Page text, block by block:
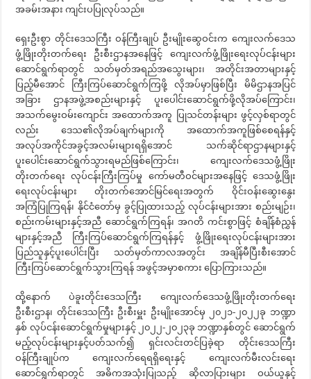
အခမ်းအနား ကျင်းပပြုလုပ်သည်။
ရှေးဦးစွာ တိုင်းဒေသကြီး ဝန်ကြီးချုပ် ဦးမျိုးဆွေဝင်းက ကျေးလက်ဒေသ
ဖွံ့ဖြိုးတိုးတက်ရေး ဦးစီးဌာနအနေဖြင့် ကျေးလက်ဖွံ့ဖြိုးရေးလုပ်ငန်းများ
ဆောင်ရွက်ရာတွင် သတ်မှတ်အရည်အသွေးများ၊ အတိုင်းအတာများနှင့်
ပြည့်မီအောင် ကြီးကြပ်ဆောင်ရွက်ကြဖို့ လိုအပ်မှာဖြစ်ပြီး မိမိဌာနအပြင်
အခြား ဌာနအဖွဲ့အစည်းများနှင့် ပူးပေါင်းဆောင်ရွက်ဖို့လိုအပ်ကြောင်း၊
အသက်မွေးဝမ်းကျောင်း အထောက်အကူ ပြုသင်တန်းများ ဖွင့်လှစ်ရာတွင်
လည်း ဒေသ၏လိုအပ်ချက်များကို အထောက်အကူဖြစ်စေရန်နှင့်
အလုပ်အကိုင်အခွင့်အလမ်းများရရှိအောင် သက်ဆိုင်ရာဌာနများနှင့်
ပူးပေါင်းဆောင်ရွက်သွားရမည်ဖြစ်ကြောင်း၊ ကျေးလက်ဒေသဖွံ့ဖြိုး
တိုးတက်ရေး လုပ်ငန်းကြီးကြပ်မှု ကော်မတီဝင်များအနေဖြင့် ဒေသဖွံ့ဖြိုး
ရေးလုပ်ငန်းများ တိုးတက်အောင်မြင်ရေးအတွက် ဝိုင်းဝန်းဆွေးနွေး
အကြံပြုကြရန်၊ နိုင်ငံတော်မှ ခွင့်ပြုထားသည့် လုပ်ငန်းများအား စည်းမျဉ်း၊
စည်းကမ်းများနှင့်အညီ ဆောင်ရွက်ကြရန်၊ အဂတိ ကင်းစွာဖြင့် စံချိန်စံညွှန်
များနှင့်အညီ ကြီးကြပ်ဆောင်ရွက်ကြရန်နှင့် ဖွံ့ဖြိုးရေးလုပ်ငန်းများအား
ပြည်သူနှင့်ပူးပေါင်းပြီး သတ်မှတ်ကာလအတွင်း အချိန်မီပြီးစီးအောင်
ကြီးကြပ်ဆောင်ရွက်သွားကြရန် အဖွင့်အမှာစကား ပြောကြားသည်။
ထို့နောက် ပဲခူးတိုင်းဒေသကြီး ကျေးလက်ဒေသဖွံ့ဖြိုးတိုးတက်ရေး
ဦးစီးဌာန၊ တိုင်းဒေသကြီး ဦးစီးမှူး ဦးမျိုးအောင်မှ ၂၀၂၁-၂၀၂၂ခု ဘဏ္ဍာ
နှစ် လုပ်ငန်းဆောင်ရွက်မှုများနှင့် ၂၀၂၂-၂၀၂၃ခု ဘဏ္ဍာနှစ်တွင် ဆောင်ရွက်
မည့်လုပ်ငန်းများနှင့်ပတ်သက်၍ ရှင်းလင်းတင်ပြခဲ့ရာ တိုင်းဒေသကြီး
ဝန်ကြီးချုပ်က ကျေးလက်ရေရရှိရေးနှင့် ကျေးလက်မီးလင်းရေး
ဆောင်ရွက်ရာတွင် အဓိကအသုံးပြုသည့် ဆိုလာပြားများ ဝယ်ယူနှင့်